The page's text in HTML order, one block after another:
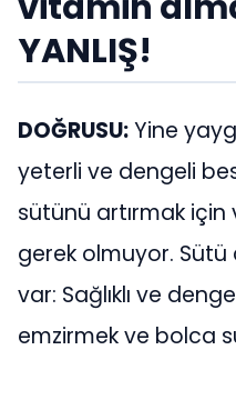
YANLIŞ!
DOĞRUSU:Yine
yeterli ve dengeli
sütünü artırmak
gerek olmuyor. Sütü
var: Sağlıklı ve
emzirmek ve bolca